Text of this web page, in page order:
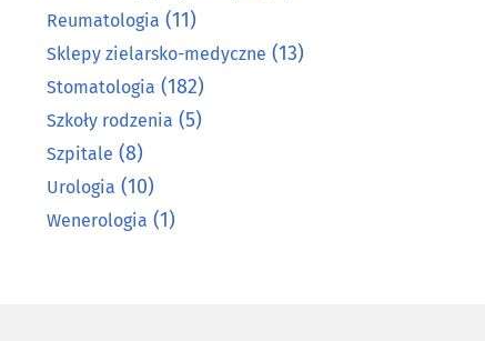
Reumatologia (11)
Sklepy zielarsko-medyczne (13)
Stomatologia (182)
Szkoły rodzenia (5)
Szpitale (8)
Urologia (10)
Wenerologia (1)